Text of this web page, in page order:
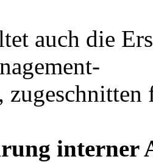
auch die
interner